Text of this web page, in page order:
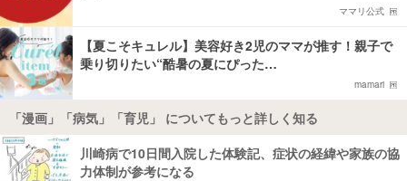
ママリ公式
【夏こそキュレル】美容好き2児のママが推す！親子で
乗り切りたい“酷暑の夏にぴった…
mamari
「漫画」「病気」「育児」 についてもっと詳しく知る
川崎病で10日間入院した体験記、症状の経緯や家族の協
力体制が参考になる